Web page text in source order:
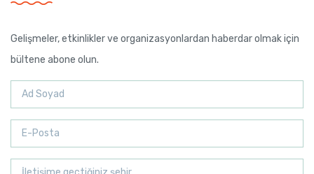
Gelişmeler, etkinlikler ve organizasyonlardan haberdar olmak için
bültene abone olun.